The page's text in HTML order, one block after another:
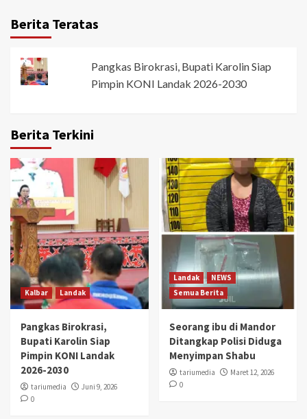
Berita Teratas
Pangkas Birokrasi, Bupati Karolin Siap
Pimpin KONI Landak 2026-2030
Berita Terkini
Kalbar Landak
Pangkas Birokrasi,
Bupati Karolin Siap
Pimpin KONI Landak
2026-2030
tariumedia
Juni 9, 2026
0
Landak
NEWS
Semua Berita
Seorang ibu di Mandor
Ditangkap Polisi Diduga
Menyimpan Shabu
tariumedia
Maret 12, 2026
0